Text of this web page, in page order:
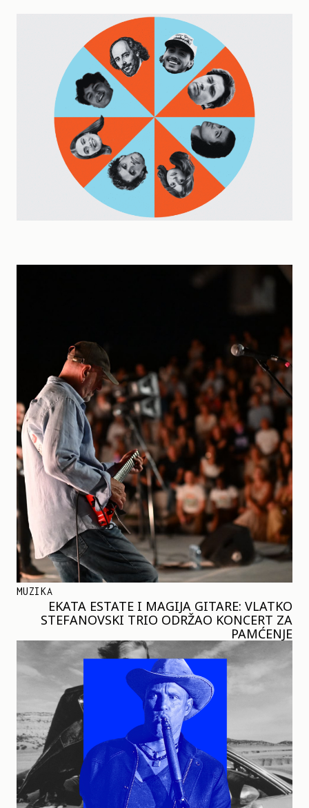
MUZIKA
EKATA ESTATE I MAGIJA GITARE: VLATKO
STEFANOVSKI TRIO ODRŽAO KONCERT ZA
PAMĆENJE